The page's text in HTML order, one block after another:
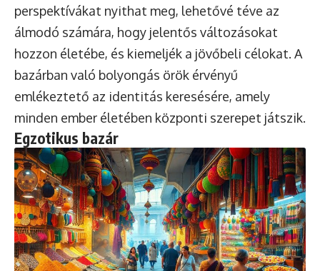
perspektívákat nyithat meg, lehetővé téve az
álmodó számára, hogy jelentős változásokat
hozzon életébe, és kiemeljék a jövőbeli célokat. A
bazárban való bolyongás örök érvényű
emlékeztető az identitás keresésére, amely
minden ember életében központi szerepet játszik.
Egzotikus bazár